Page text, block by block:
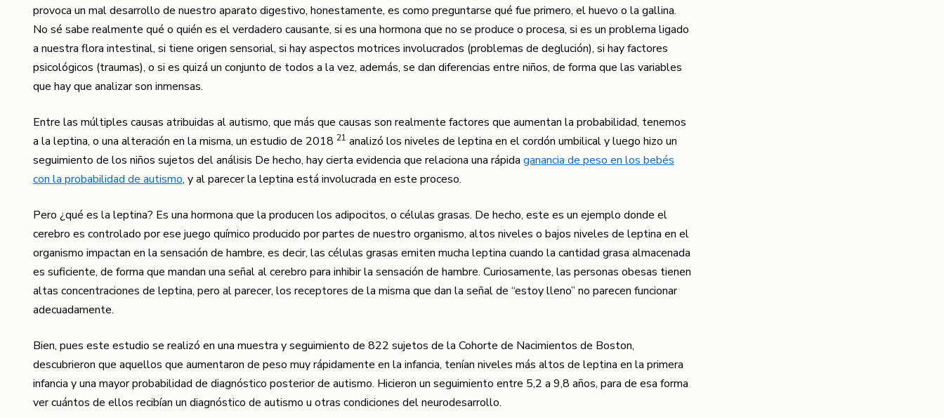
provoca un mal desarrollo de nuestro aparato digestivo, honestamente, es como preguntarse qué fue primero, el huevo o la gallina.
No sé sabe realmente qué o quién es el verdadero causante, si es una hormona que no se produce o procesa, si es un problema ligado
a nuestra flora intestinal, si tiene origen sensorial, si hay aspectos motrices involucrados (problemas de deglución), si hay factores
psicológicos (traumas), o si es quizá un conjunto de todos a la vez, además, se dan diferencias entre niños, de forma que las variables
que hay que analizar son inmensas.
Entre las múltiples causas atribuidas al autismo, que más que causas son realmente factores que aumentan la probabilidad, tenemos
a la leptina, o una alteración en la misma, un estudio de 2018 ​21​ analizó los niveles de leptina en el cordón umbilical y luego hizo un
seguimiento de los niños sujetos del análisis De hecho, hay cierta evidencia que relaciona una rápida ganancia de peso en los bebés
con la probabilidad de autismo, y al parecer la leptina está involucrada en este proceso.
Pero ¿qué es la leptina? Es una hormona que la producen los adipocitos, o células grasas. De hecho, este es un ejemplo donde el
cerebro es controlado por ese juego químico producido por partes de nuestro organismo, altos niveles o bajos niveles de leptina en el
organismo impactan en la sensación de hambre, es decir, las células grasas emiten mucha leptina cuando la cantidad grasa almacenada
es suficiente, de forma que mandan una señal al cerebro para inhibir la sensación de hambre. Curiosamente, las personas obesas tienen
altas concentraciones de leptina, pero al parecer, los receptores de la misma que dan la señal de “estoy lleno” no parecen funcionar
adecuadamente.
Bien, pues este estudio se realizó en una muestra y seguimiento de 822 sujetos de la Cohorte de Nacimientos de Boston,
descubrieron que aquellos que aumentaron de peso muy rápidamente en la infancia, tenían niveles más altos de leptina en la primera
infancia y una mayor probabilidad de diagnóstico posterior de autismo. Hicieron un seguimiento entre 5,2 a 9,8 años, para de esa forma
ver cuántos de ellos recibían un diagnóstico de autismo u otras condiciones del neurodesarrollo.